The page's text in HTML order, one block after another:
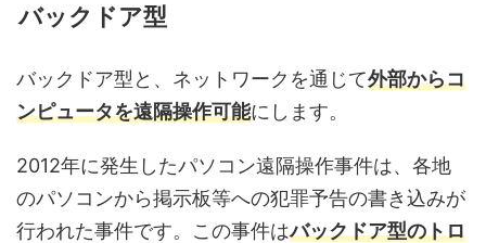
バックドア型
バックドア型と、ネットワークを通じて外部からコ
ンピュータを遠隔操作可能にします。
2012年に発生したパソコン遠隔操作事件は、各地
のパソコンから掲示板等への犯罪予告の書き込みが
行われた事件です。この事件はバックドア型のトロ